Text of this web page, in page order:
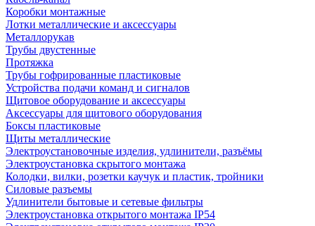
Коробки монтажные
Лотки металлические и аксессуары
Металлорукав
Трубы двустенные
Протяжка
Трубы гофрированные пластиковые
Устройства подачи команд и сигналов
Щитовое оборудование и аксессуары
Аксессуары для щитового оборудования
Боксы пластиковые
Щиты металлические
Электроустановочные изделия, удлинители, разъёмы
Электроустановка скрытого монтажа
Колодки, вилки, розетки каучук и пластик, тройники
Силовые разъемы
Удлинители бытовые и сетевые фильтры
Электроустановка открытого монтажа IP54